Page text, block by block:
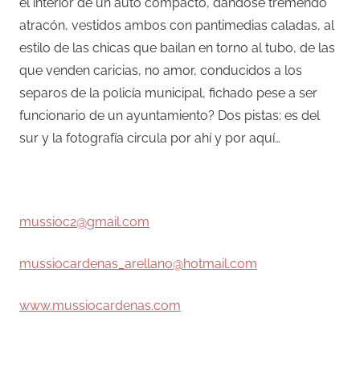
atracón, vestidos ambos con pantimedias caladas, al
estilo de las chicas que bailan en torno al tubo, de las
que venden caricias, no amor, conducidos a los
separos de la policía municipal, fichado pese a ser
funcionario de un ayuntamiento? Dos pistas: es del
sur y la fotografía circula por ahí y por aquí…
mussioc2@gmail.com
mussiocardenas_arellano@hotmail.com
www.mussiocardenas.com